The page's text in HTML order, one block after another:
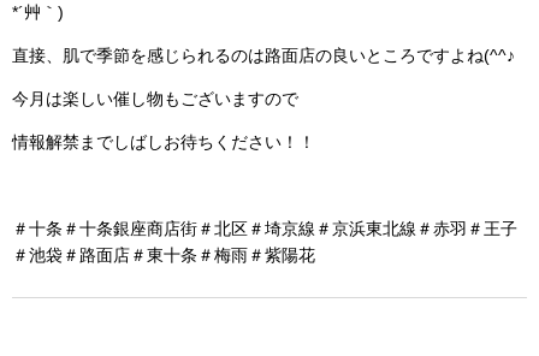
*´艸｀)
直接、肌で季節を感じられるのは路面店の良いところですよね(^^♪
今月は楽しい催し物もございますので
情報解禁までしばしお待ちください！！
＃十条＃十条銀座商店街＃北区＃埼京線＃京浜東北線＃赤羽＃王子
＃池袋＃路面店＃東十条＃梅雨＃紫陽花